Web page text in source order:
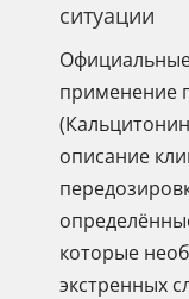
ситуации
применение
описание
которые
экстренных